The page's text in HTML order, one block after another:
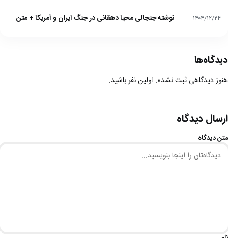
۱۴۰۴/۱۲/۲۴ نوشته جنجالی محیا دهقانی در جنگ ایران و آمریکا + متن
دیدگاه‌ها
هنوز دیدگاهی ثبت نشده. اولین نفر باشید.
ارسال دیدگاه
متن دیدگاه